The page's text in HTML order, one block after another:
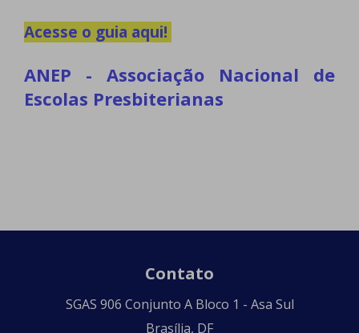
Acesse o guia aqui!
ANEP - Associação Nacional de
Escolas Presbiterianas
Contato
SGAS 906 Conjunto A Bloco 1 - Asa Sul
Brasília, DF